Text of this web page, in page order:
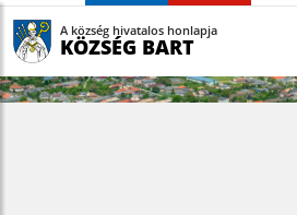
A község hivatalos honlapja
KÖZSÉG BART